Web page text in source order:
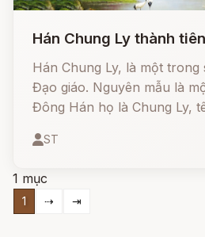
Hán Chung Ly thành tiên
Hán Chung Ly, là một trong
Đạo giáo. Nguyên mẫu là
Đông Hán họ là Chung Ly,
hạ đô tản Hán Chung Li
ST
1 mục
1 ⇢ ⇥